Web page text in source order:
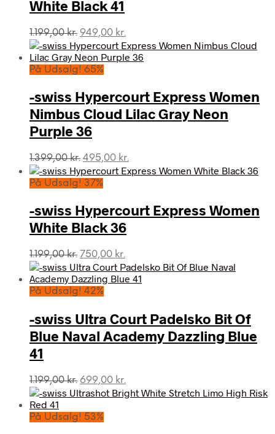
White Black 41
1.199,00kr. Den
oprindelige
pris
var:
949,00 kr.
aktuelle
pris
På Udsalg! 65%
-swiss Hypercourt Express Women
Nimbus Cloud Lilac Gray Neon
Purple 36
1.399,00kr. Den
oprindelige
pris
1.399,00 kr..
495,00 kr.
aktuelle
495,00 kr..
På Udsalg! 37%
-swiss Hypercourt Express Women
White Black 36
1.199,00kr. Den
oprindelige
pris
var:
750,00 kr.
aktuelle
pris
På Udsalg! 42%
-swiss Ultra Court Padelsko Bit Of
Blue Naval Academy Dazzling Blue
41
1.199,00kr. Den
oprindelige
var:
699,00 kr.
aktuelle
På Udsalg! 53%